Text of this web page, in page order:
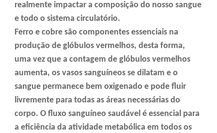
realmente impactar a composição do nosso sangue
e todo o sistema circulatório.
Ferro e cobre são componentes essenciais na
produção de glóbulos vermelhos, desta forma,
uma vez que a contagem de glóbulos vermelhos
aumenta, os vasos sanguíneos se dilatam e o
sangue permanece bem oxigenado e pode fluir
livremente para todas as áreas necessárias do
corpo. O fluxo sanguíneo saudável é essencial para
a eficiência da atividade metabólica em todos os